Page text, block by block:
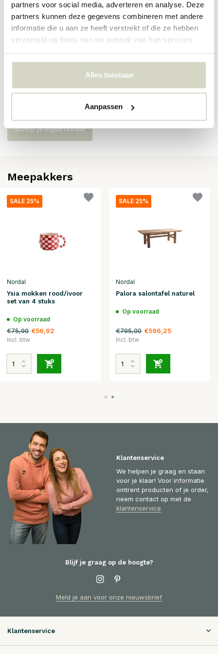
partners voor social media, adverteren en analyse. Deze
partners kunnen deze gegevens combineren met andere
informatie die u aan ze heeft verstrekt of die ze hebben
verzameld op basis van uw gebruik van hun services.
Alles toestaan
Aanpassen
SKU 6825
EAN 5708309182728
Er zijn nog geen reviews geschreven over dit product..
Schrijf je eigen review
Meepakkers
SALE 25%
Nordal
Ysia mokken rood/ivoor
set van 4 stuks
Op voorraad
€75,90 €56,92
Incl. btw
SALE 25%
Nordal
Palora salontafel naturel
Op voorraad
€795,00 €596,25
Incl. btw
Klantenservice
We helpen je graag en staan
voor je klaar! Voor informatie
omtrent producten of je order,
neem contact op met de
klantenservice
Blijf je graag op de hoogte?
Meld je aan voor onze nieuwsbrief
Klantenservice